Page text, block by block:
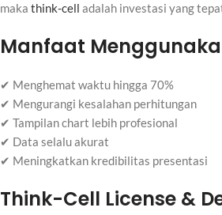
maka think-cell adalah investasi yang
Manfaat
✔ Menghemat waktu hingga 70%
✔ Mengurangi kesalahan perhitungan
✔ Tampilan chart lebih profesional
✔ Data selalu akurat
✔ Meningkatkan kredibilitas presentasi
Think-Cell License &